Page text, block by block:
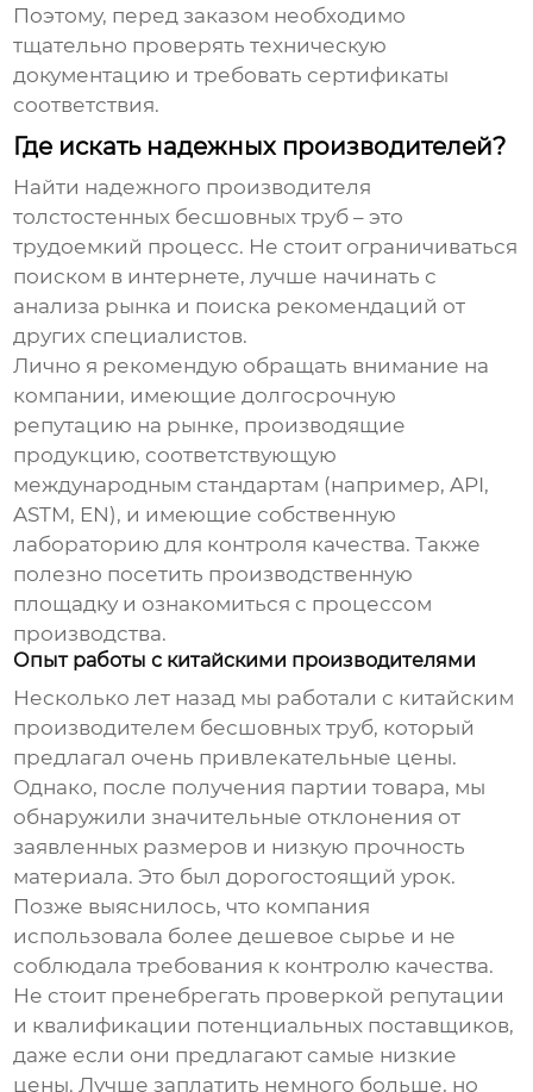
Поэтому, перед заказом необходимо
тщательно проверять техническую
документацию и требовать сертификаты
соответствия.
Где искать надежных производителей?
Найти надежного производителя
толстостенных бесшовных труб – это
трудоемкий процесс. Не стоит ограничиваться
поиском в интернете, лучше начинать с
анализа рынка и поиска рекомендаций от
других специалистов.
Лично я рекомендую обращать внимание на
компании, имеющие долгосрочную
репутацию на рынке, производящие
продукцию, соответствующую
международным стандартам (например, API,
ASTM, EN), и имеющие собственную
лабораторию для контроля качества. Также
полезно посетить производственную
площадку и ознакомиться с процессом
производства.
Опыт работы с китайскими производителями
Несколько лет назад мы работали с китайским
производителем бесшовных труб, который
предлагал очень привлекательные цены.
Однако, после получения партии товара, мы
обнаружили значительные отклонения от
заявленных размеров и низкую прочность
материала. Это был дорогостоящий урок.
Позже выяснилось, что компания
использовала более дешевое сырье и не
соблюдала требования к контролю качества.
Не стоит пренебрегать проверкой репутации
и квалификации потенциальных поставщиков,
даже если они предлагают самые низкие
цены. Лучше заплатить немного больше, но